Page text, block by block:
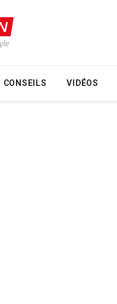
CONSEILS VIDÉOS